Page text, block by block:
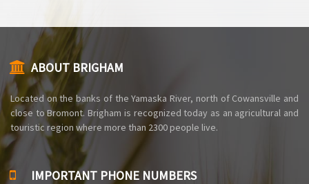
ABOUT BRIGHAM
Located on the banks of the Yamaska ​​River, north of Cowansville and
close to Bromont. Brigham is recognized today as an agricultural and
touristic region where more than 2300 people live.
IMPORTANT PHONE NUMBERS